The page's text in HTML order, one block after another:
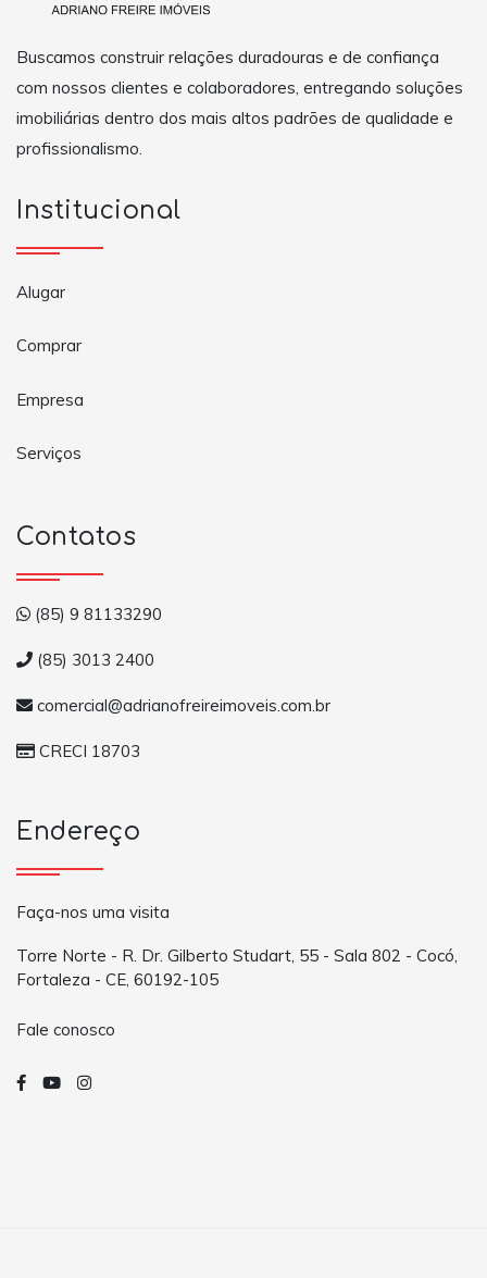
Buscamos construir relações duradouras e de confiança
com nossos clientes e colaboradores, entregando soluções
imobiliárias dentro dos mais altos padrões de qualidade e
profissionalismo.
Institucional
Alugar
Comprar
Empresa
Serviços
Contatos
(85) 9 81133290
(85) 3013 2400
comercial@adrianofreireimoveis.com.br
CRECI 18703
Endereço
Faça-nos uma visita
Torre Norte - R. Dr. Gilberto Studart, 55 - Sala 802 - Cocó,
Fortaleza - CE, 60192-105
Fale conosco